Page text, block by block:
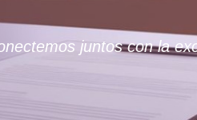
juntos con la